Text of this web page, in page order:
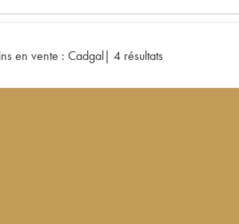
en vente : Cadgal| 4 résultats